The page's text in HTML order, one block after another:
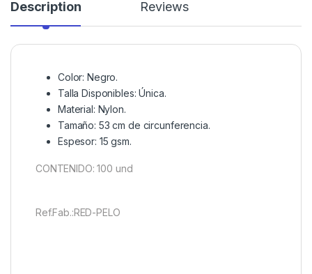
Description Reviews
Color: Negro.
Talla Disponibles: Única.
Material: Nylon.
Tamaño: 53 cm de circunferencia.
Espesor: 15 gsm.
CONTENIDO: 100 und
Ref.Fab.:RED-PELO